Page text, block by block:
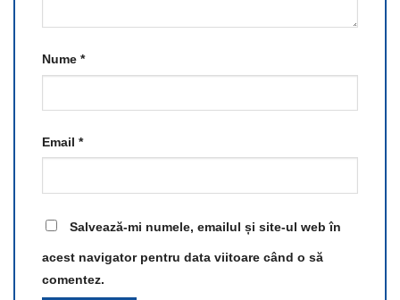
Nume *
Email *
Salvează-mi numele, emailul și site-ul web în
acest navigator pentru data viitoare când o să
comentez.